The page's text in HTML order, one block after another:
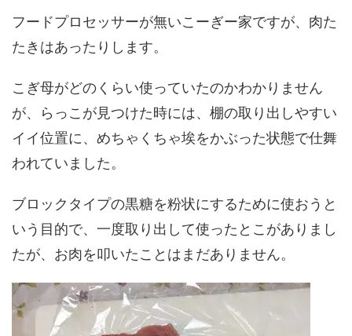
フードプロセッサーが無いこーぎー家ですが、肉た
たきはあったりします。
こぎ母がどのくらい使っていたのかわかりません
が、らっこが見つけた時には、棚の取り出しやすい
イイ位置に、めちゃくちゃ埃をかぶった状態で仕舞
われていました。
ブロックタイプの黒糖を粉状にするために使おうと
いう目的で、一度取り出して使ったとこがありまし
たが、お肉を叩いたことはまだありません。